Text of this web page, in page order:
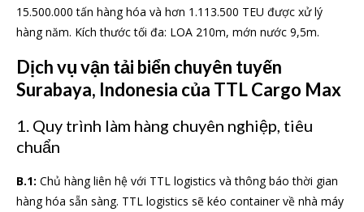
15.500.000 tấn hàng hóa và hơn 1.113.500 TEU được xử lý
hàng năm. Kích thước tối đa: LOA 210m, mớn nước 9,5m.
Dịch vụ vận tải biển chuyên tuyến
Surabaya, Indonesia của TTL Cargo Max
1. Quy trình làm hàng chuyên nghiệp, tiêu
chuẩn
B.1: Chủ hàng liên hệ với TTL logistics và thông báo thời gian
hàng hóa sẵn sàng. TTL logistics sẽ kéo container về nhà máy